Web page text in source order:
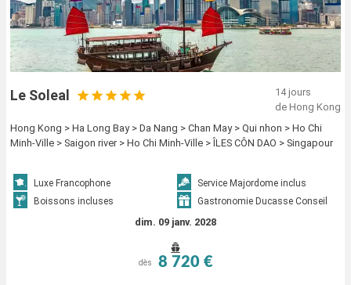
Le Soleal
14 jours
de Hong Kong
Hong Kong > Ha Long Bay > Da Nang > Chan May > Qui nhon > Ho Chi
Minh-Ville > Saigon river > Ho Chi Minh-Ville > ÎLES CÔN DAO > Singapour
Luxe Francophone
Service Majordome inclus
Boissons incluses
Gastronomie Ducasse Conseil
dim. 09 janv. 2028
dès 8 720 €